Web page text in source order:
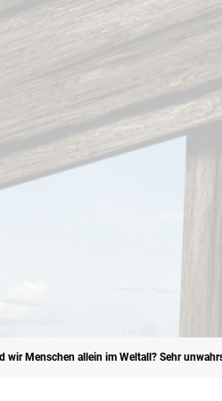
wir Menschen allein im Weltall? Sehr